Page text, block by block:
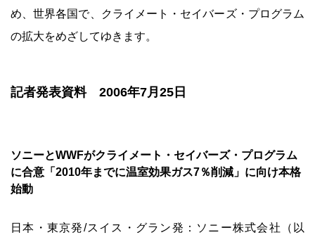
め、世界各国で、クライメート・セイバーズ・プログラム
の拡大をめざしてゆきます。
記者発表資料 2006年7月25日
ソニーとWWFがクライメート・セイバーズ・プログラム
に合意「2010年までに温室効果ガス7％削減」に向け本格
始動
日本・東京発/スイス・グラン発：ソニー株式会社（以